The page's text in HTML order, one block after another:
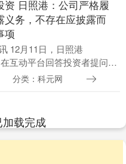
资 日照港：公司严格履
义务，不存在应披露而
项
12月11日，日照港
在互动平台回答投资者提问时
格履行信息披露义务，不存
分类：科元网
载完成